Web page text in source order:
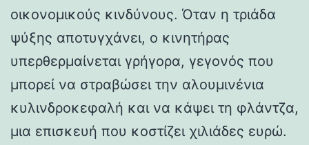
οικονομικούς κινδύνους. Όταν η τριάδα
ψύξης αποτυγχάνει, ο κινητήρας
υπερθερμαίνεται γρήγορα, γεγονός που
μπορεί να στραβώσει την αλουμινένια
κυλινδροκεφαλή και να κάψει τη φλάντζα,
μια επισκευή που κοστίζει χιλιάδες ευρώ.